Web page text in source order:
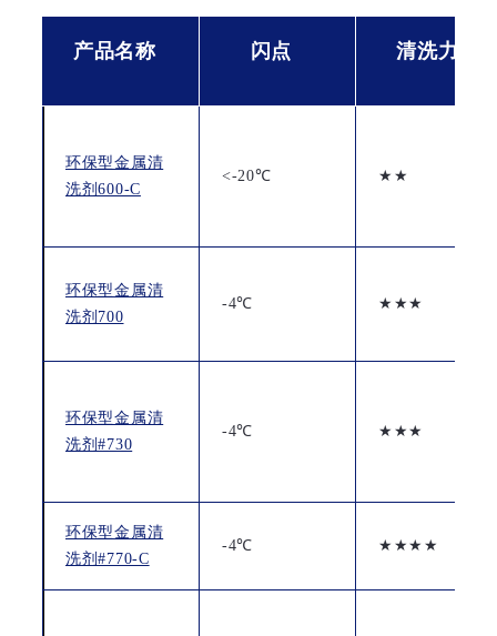
产品名称 闪点 清洗力
环保型金属清
洗剂600-C
<-20℃ ★★
环保型金属清
洗剂700
-4℃ ★★★
环保型金属清
洗剂#730
-4℃ ★★★
环保型金属清
洗剂#770-C
-4℃ ★★★★